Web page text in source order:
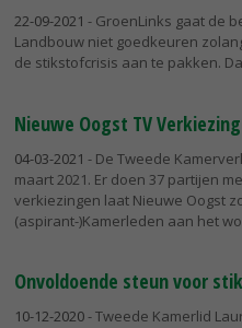
22-09-2021 - GroenLinks gaat de
Landbouw niet goedkeuren
de stikstofcrisis aan te pakken.
Nieuwe Oogst TV
04-03-2021 - De Tweede
maart 2021. Er doen 37 partijen
verkiezingen laat Nieuwe Oogst
(aspirant-)Kamerleden aan het
Onvoldoende steun voor
10-12-2020- Tweede Kamerlid